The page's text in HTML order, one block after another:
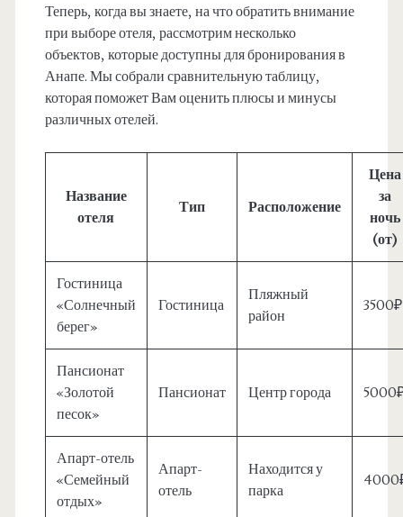
Теперь, когда вы знаете, на что обратить внимание
при выборе отеля, рассмотрим несколько
объектов, которые доступны для бронирования в
Анапе. Мы собрали сравнительную таблицу,
которая поможет Вам оценить плюсы и минусы
различных отелей.
Название
отеля
Тип Расположение
Цена
за
ночь
(от)
Гостиница
«Солнечный
берег»
Гостиница
Пляжный
район
3500₽
Пансионат
«Золотой
песок»
Пансионат Центр города
Апарт-отель
«Семейный
отдых»
Апарт-
отель
Находится у
парка